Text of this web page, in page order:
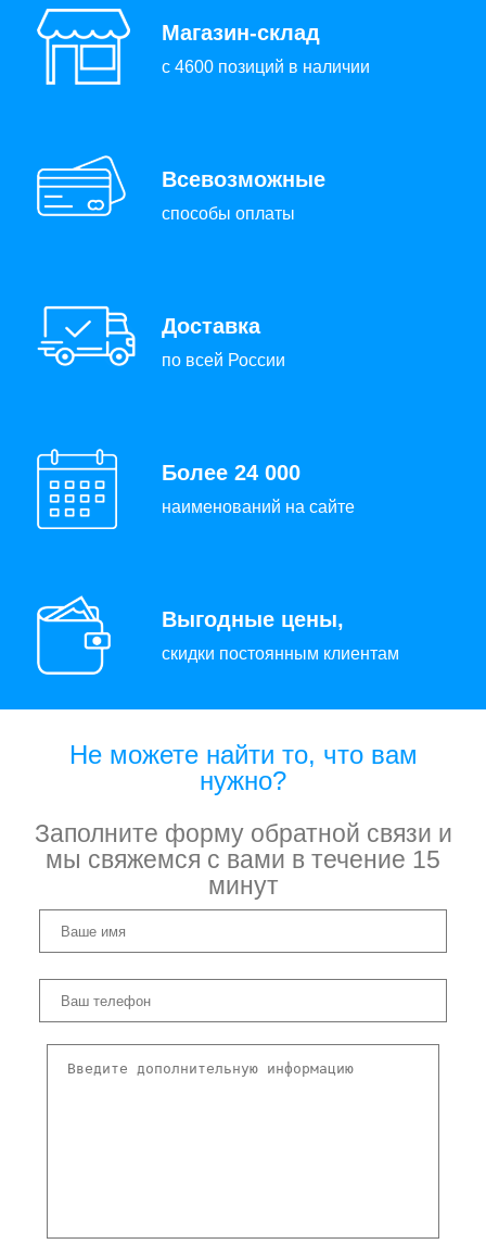
Магазин-склад
с 4600 позиций в наличии
Всевозможные
способы оплаты
Доставка
по всей России
Более 24 000
наименований на сайте
Выгодные цены,
скидки постоянным клиентам
Не можете найти то, что вам
нужно?
Заполните форму обратной связи и
мы свяжемся с вами в течение 15
минут